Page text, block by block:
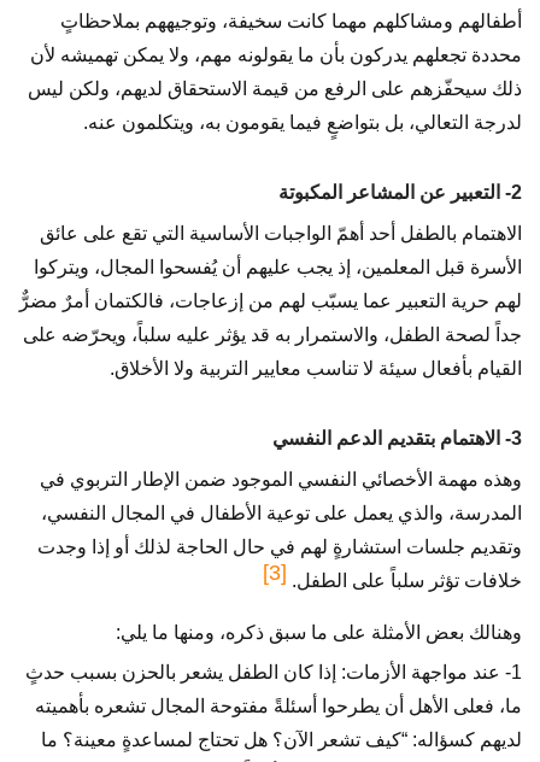
أطفالهم ومشاكلهم مهما كانت سخيفة، وتوجيههم بملاحظاتٍ
محددة تجعلهم يدركون بأن ما يقولونه مهم، ولا يمكن تهميشه لأن
ذلك سيحفّزهم على الرفع من قيمة الاستحقاق لديهم، ولكن ليس
لدرجة التعالي، بل بتواضعٍ فيما يقومون به، ويتكلمون عنه.
2- التعبير عن المشاعر المكبوتة
الاهتمام بالطفل أحد أهمّ الواجبات الأساسية التي تقع على عائق
الأسرة قبل المعلمين، إذ يجب عليهم أن يُفسحوا المجال، ويتركوا
لهم حرية التعبير عما يسبّب لهم من إزعاجات، فالكتمان أمرٌ مضرٌّ
جداً لصحة الطفل، والاستمرار به قد يؤثر عليه سلباً، ويحرّضه على
القيام بأفعال سيئة لا تناسب معايير التربية ولا الأخلاق.
3- الاهتمام بتقديم الدعم النفسي
وهذه مهمة الأخصائي النفسي الموجود ضمن الإطار التربوي في
المدرسة، والذي يعمل على توعية الأطفال في المجال النفسي،
وتقديم جلسات استشارةٍ لهم في حال الحاجة لذلك أو إذا وجدت
خلافات تؤثر سلباً على الطفل. [3]
وهنالك بعض الأمثلة على ما سبق ذكره، ومنها ما يلي:
1- عند مواجهة الأزمات: إذا كان الطفل يشعر بالحزن بسبب حدثٍ
ما، فعلى الأهل أن يطرحوا أسئلةً مفتوحة المجال تشعره بأهميته
لديهم كسؤاله: “كيف تشعر الآن؟ هل تحتاج لمساعدةٍ معينة؟ ما